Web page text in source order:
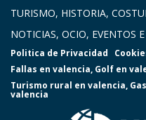
TURISMO, HISTORIA,
NOTICIAS, OCIO, EVENTOS
Politica de Privacidad
Fallas en valencia, Golf en
Turismo rural en valencia,
valencia